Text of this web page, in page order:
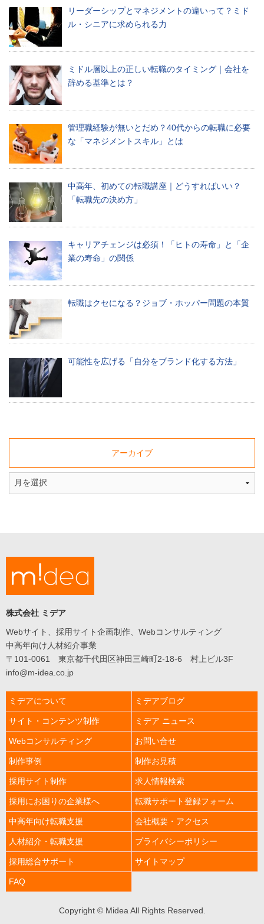
た
寄
り
な
情
報
を
お
届
け
す
る
ブ
ロ
グ
で
す。
ミ
デ
ア
に
い
て
midea
コ
ン
テ
web&media
ン
制
作
中
高
年
向
人
材
紹
介
&elderly
採
用
サ
ポ
ー
ト
support
ブ
ロ
グ
blog
ア
ク
セ
ス
access
リーダーシップとマネジメントの違いって？ミド
ル・シニアに求められる力
ミドル層以上の正しい転職のタイミング｜会社を
辞める基準とは？
管理職経験が無いとだめ？40代からの転職に必要
な「マネジメントスキル」とは
中高年、初めての転職講座｜どうすればいい？
「転職先の決め方」
キャリアチェンジは必須！「ヒトの寿命」と「企
業の寿命」の関係
転職はクセになる？ジョブ・ホッパー問題の本質
可能性を広げる「自分をブランド化する方法」
アーカイブ
株式会社 ミデア
Webサイト、採用サイト企画制作、Webコンサルティング
中高年向け人材紹介事業
〒101-0061 東京都千代田区神田三崎町2-18-6 村上ビル3F
info@m-idea.co.jp
ミデアについて
サイト・コンテンツ制作
Webコンサルティング
制作事例
採用サイト制作
採用にお困りの企業様へ
中高年向け転職支援
人材紹介・転職支援
採用総合サポート
FAQ
ミデアブログ
ミデア ニュース
お問い合せ
制作お見積
求人情報検索
転職サポート登録フォーム
会社概要・アクセス
プライバシーポリシー
サイトマップ
Copyright © Midea All Rights Reserved.